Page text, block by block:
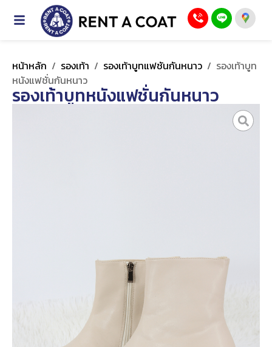
หน้าหลัก / รองเท้า / รองเท้าบูทแฟชันกันหนาว / รองเท้าบูท
หนังแฟชั่นกันหนาว
รองเท้าบูทหนังแฟชั่นกันหนาว